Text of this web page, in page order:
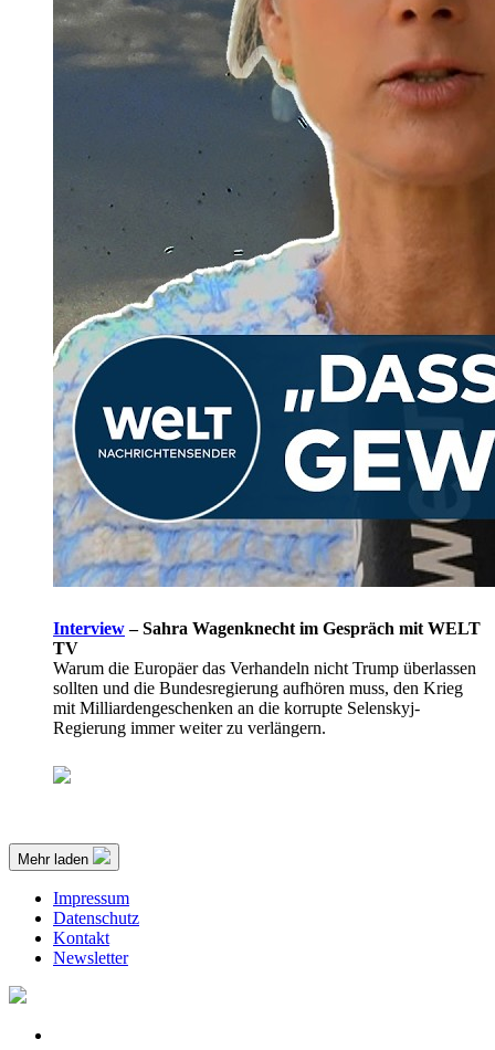
Interview– Sahra Wagenknecht im Gespräch mit WELT
TV
Warum die Europäer das Verhandeln nicht Trump überlassen
sollten und die Bundesregierung aufhören muss, den Krieg
mit Milliardengeschenken an die korrupte Selenskyj-
Regierung immer weiter zu verlängern.
Mehr laden
Impressum
Datenschutz
Kontakt
Newsletter